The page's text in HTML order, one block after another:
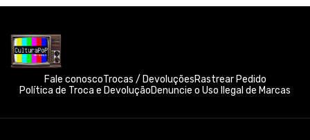
Fale conoscoTrocas / DevoluçõesRastrear Pedido
Política de Troca e DevoluçãoDenuncie o Uso Ilegal de Marcas